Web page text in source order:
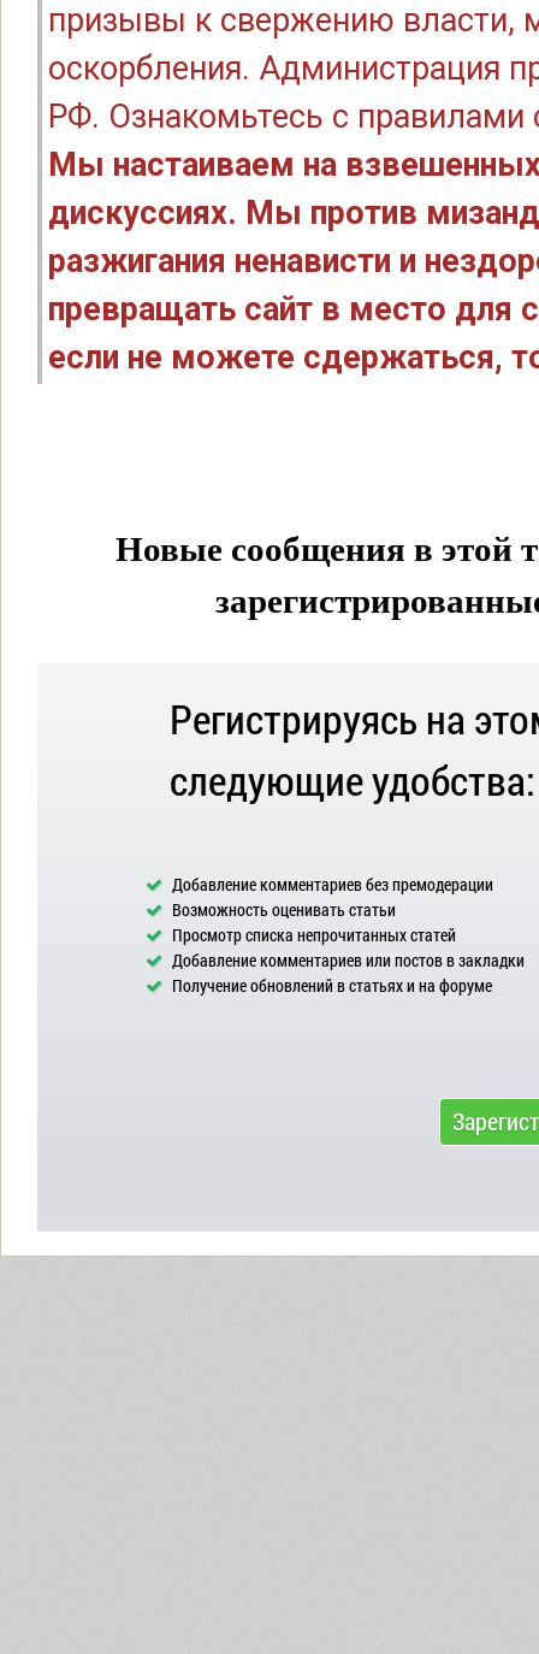
призывы к свержению власти,
оскорбления. Администрация
РФ. Ознакомьтесь с правилами
Мы настаиваем на
дискуссиях. Мы против
разжигания ненависти и
превращать сайт в место для
если не можете сдержаться,
Новые сообщения в этой
Регистрируясь на
следующие удобства:
Добавление комментариев без премодерации
Возможность оценивать статьи
Просмотр списка непрочитанных статей
Добавление комментариев или постов в закладки
Получение обновлений в статьях и на форуме